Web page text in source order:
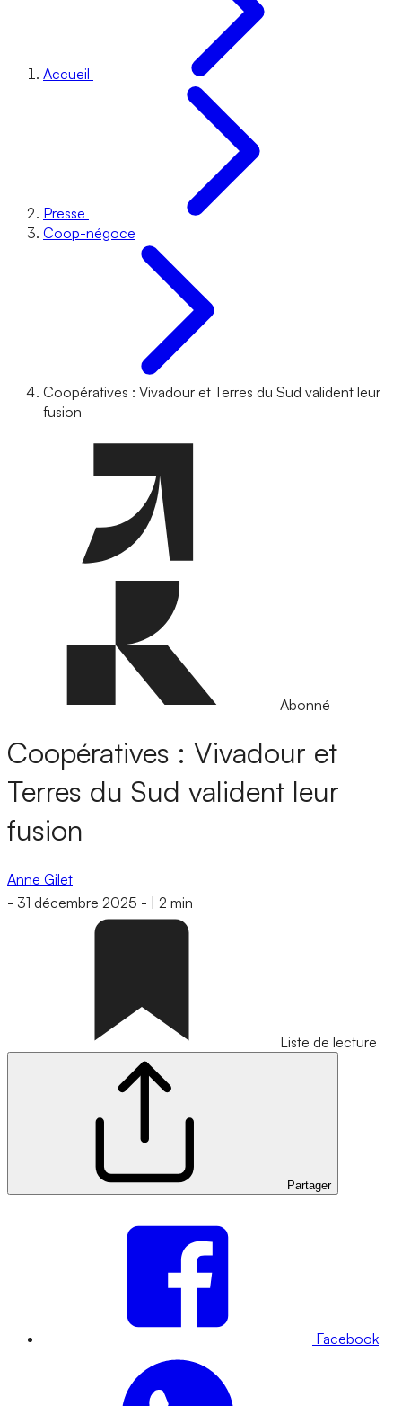
Accueil
Presse
Coop-négoce
Coopératives : Vivadour et Terres du Sud valident leur
fusion
Abonné
Coopératives : Vivadour et
Terres du Sud valident leur
fusion
Anne Gilet
- 31 décembre 2025 - 2 min
Liste de lecture
Partager
Facebook